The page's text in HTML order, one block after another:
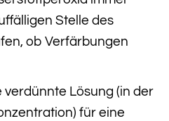
Stelle des
ob Verfärbungen
verdünnte Lösung (in der
für eine